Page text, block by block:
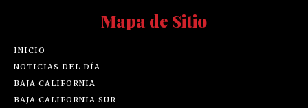
Mapa de Sitio
INICIO
NOTICIAS DEL DÍA
BAJA CALIFORNIA
BAJA CALIFORNIA SUR